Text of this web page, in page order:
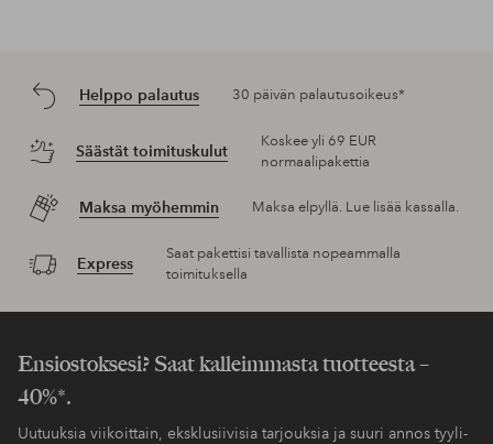
Helppo palautus 30 päivän palautusoikeus*
Säästät toimituskulut
Koskee yli 69 EUR
normaalipakettia
Maksa myöhemmin Maksa elpyllä. Lue lisää kassalla.
Express
Saat pakettisi tavallista nopeammalla
toimituksella
Ensiostoksesi? Saat kalleimmasta tuotteesta –
40%*.
Uutuuksia viikoittain, eksklusiivisia tarjouksia ja suuri annos tyyli-